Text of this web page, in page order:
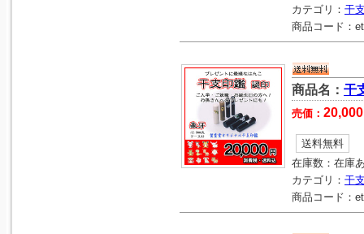
カテゴリ： 干
商品コード：
商品名： 干
売価： 20,000
送料無料
在庫数： 在庫
カテゴリ： 干
商品コード：